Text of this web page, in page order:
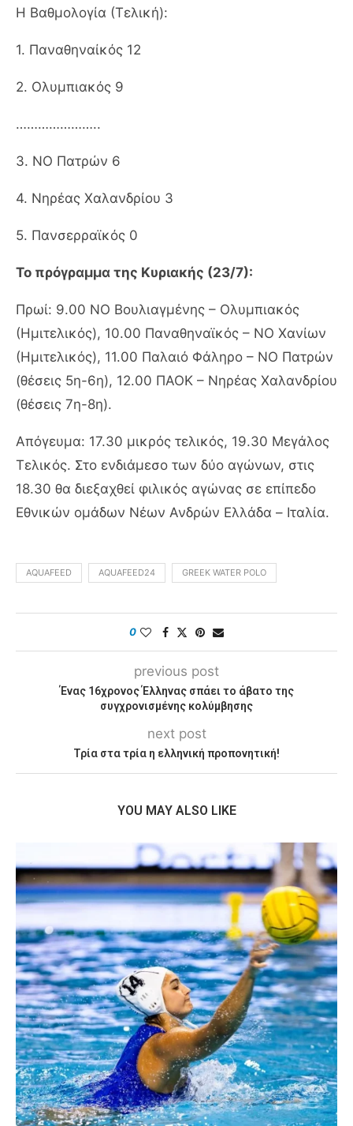
Η Βαθμολογία (Τελική):
1. Παναθηναίκός 12
2. Ολυμπιακός 9
…………………..
3. ΝΟ Πατρών 6
4. Νηρέας Χαλανδρίου 3
5. Πανσερραϊκός 0
Το πρόγραμμα της Κυριακής (23/7):
Πρωί: 9.00 ΝΟ Βουλιαγμένης – Ολυμπιακός
(Ημιτελικός), 10.00 Παναθηναϊκός – ΝΟ Χανίων
(Ημιτελικός), 11.00 Παλαιό Φάληρο – ΝΟ Πατρών
(θέσεις 5η-6η), 12.00 ΠΑΟΚ – Νηρέας Χαλανδρίου
(θέσεις 7η-8η).
Απόγευμα: 17.30 μικρός τελικός, 19.30 Μεγάλος
Τελικός. Στο ενδιάμεσο των δύο αγώνων, στις
18.30 θα διεξαχθεί φιλικός αγώνας σε επίπεδο
Εθνικών ομάδων Νέων Ανδρών Ελλάδα – Ιταλία.
AQUAFEED AQUAFEED24 GREEK WATER POLO
0
previous post
Ένας 16χρονος Έλληνας σπάει το άβατο της
συγχρονισμένης κολύμβησης
next post
Τρία στα τρία η ελληνική προπονητική!
YOU MAY ALSO LIKE